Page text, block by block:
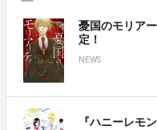
憂国のモリア
定！
NEWS
『ハニーレモ